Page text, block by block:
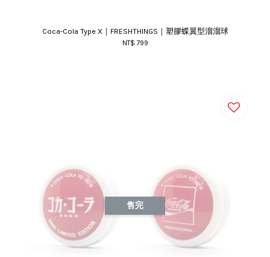
Coca-Cola Type X｜FRESHTHINGS｜塑膠蝶翼型溜溜球
NT$ 799
售完